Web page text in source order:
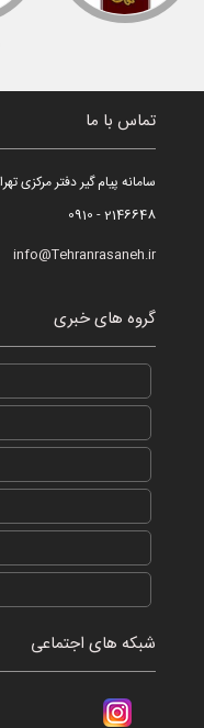
تماس با ما
2146648 - 0910
info@Tehranrasaneh.ir
گروه های خبری
شبکه های اجتماعی